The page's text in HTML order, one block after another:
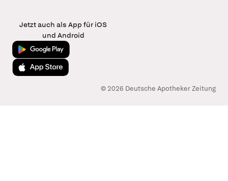
Jetzt auch als App für iOS
und Android
Jetzt bei Google Play
Laden im App Store
© 2026 Deutsche Apotheker Zeitung